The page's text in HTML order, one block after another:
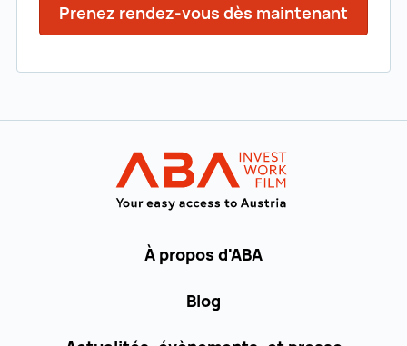
Prenez rendez-vous dès maintenant
À propos d'ABA
Blog